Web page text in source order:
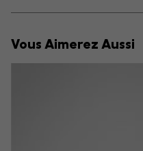
Vous Aimerez Aussi